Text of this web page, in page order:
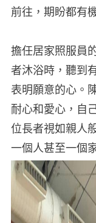
前往，期盼都有
擔任居家照服員
者沐浴時，聽到
表明願意的心。
耐心和愛心，自
位長者視如親人
一個人甚至一個